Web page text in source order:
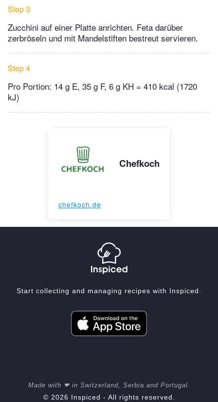
Step 3
Zucchini auf einer Platte anrichten. Feta darüber
zerbröseln und mit Mandelstiften bestreut servieren.
Step 4
Pro Portion: 14 g E, 35 g F, 6 g KH = 410 kcal (1720
kJ)
Chefkoch
chefkoch.de
Start collecting and managing recipes with Inspiced.
Made with ❤ in Switzerland, Serbia and Portugal.
© 2026 Inspiced - All rights reserved.